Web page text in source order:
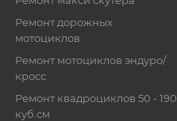
Ремонт дорожных
мотоциклов
Ремонт мотоциклов эндуро/
кросс
Ремонт квадроциклов 50 - 190
куб.см